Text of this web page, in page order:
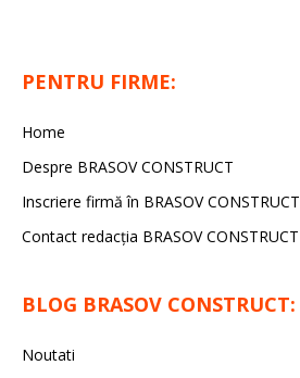
PENTRU FIRME:
Home
Despre BRASOV CONSTRUCT
Inscriere firmă în BRASOV CONSTRUCT
Contact redacţia BRASOV CONSTRUCT
BLOG BRASOV CONSTRUCT:
Noutati